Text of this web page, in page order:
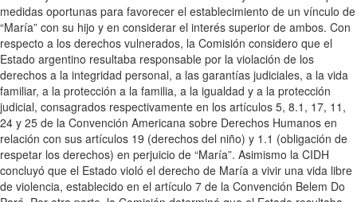
medidas oportunas para favorecer el establecimiento de un vínculo de
“María” con su hijo y en considerar el interés superior de ambos. Con
respecto a los derechos vulnerados, la Comisión considero que el
Estado argentino resultaba responsable por la violación de los
derechos a la integridad personal, a las garantías judiciales, a la vida
familiar, a la protección a la familia, a la igualdad y a la protección
judicial, consagrados respectivamente en los artículos 5, 8.1, 17, 11,
24 y 25 de la Convención Americana sobre Derechos Humanos en
relación con sus artículos 19 (derechos del niño) y 1.1 (obligación de
respetar los derechos) en perjuicio de “María”. Asimismo la CIDH
concluyó que el Estado violó el derecho de María a vivir una vida libre
de violencia, establecido en el artículo 7 de la Convención Belem Do